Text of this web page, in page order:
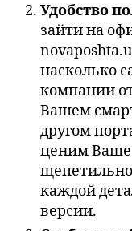
Удобство
зайти на
насколько
компании
Вашем
другом
ценим Ваше
щепетильно
каждой
версии.